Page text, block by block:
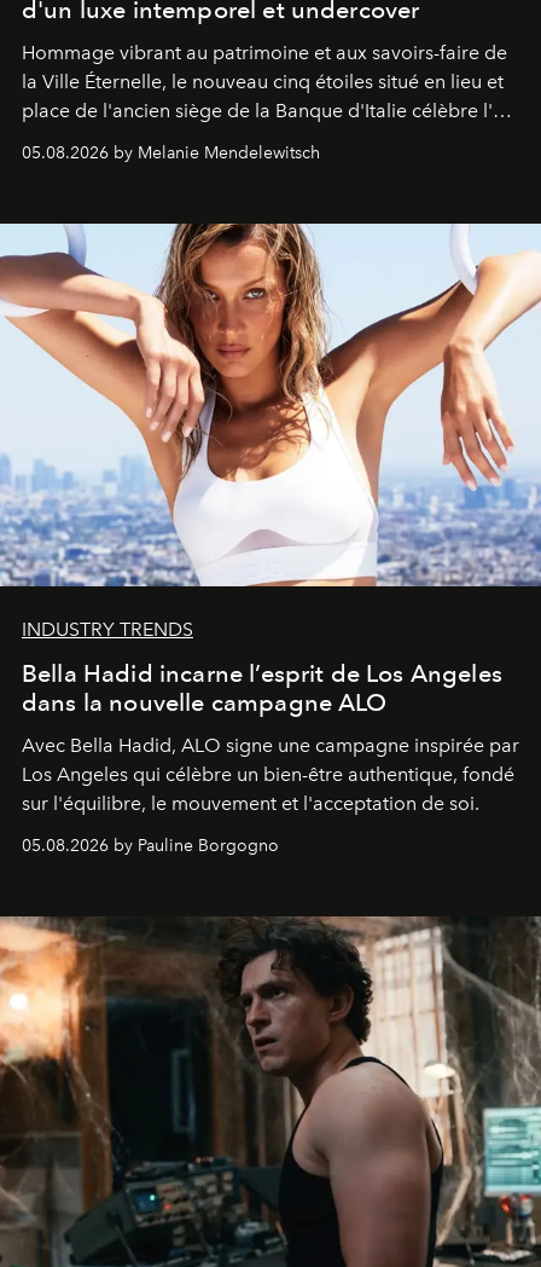
d'un luxe intemporel et undercover
Hommage vibrant au patrimoine et aux savoirs-faire de
la Ville Éternelle, le nouveau cinq étoiles situé en lieu et
place de l'ancien siège de la Banque d'Italie célèbre l'art
de vivre Romain dans toute son élégance intemporelle.
05.08.2026 by Melanie Mendelewitsch
INDUSTRY TRENDS
Bella Hadid incarne l’esprit de Los Angeles
dans la nouvelle campagne ALO
Avec Bella Hadid, ALO signe une campagne inspirée par
Los Angeles qui célèbre un bien-être authentique, fondé
sur l'équilibre, le mouvement et l'acceptation de soi.
05.08.2026 by Pauline Borgogno